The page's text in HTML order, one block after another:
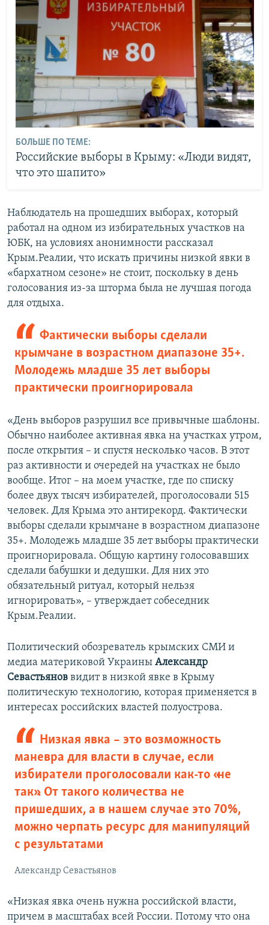
БОЛЬШЕ ПО ТЕМЕ:
Российские выборы в Крыму: «Люди видят,
что это шапито»
Наблюдатель на прошедших выборах, который
работал на одном из избирательных участков на
ЮБК, на условиях анонимности рассказал
Крым.Реалии, что искать причины низкой явки в
«бархатном сезоне» не стоит, поскольку в день
голосования из-за шторма была не лучшая погода
для отдыха.
Фактически выборы сделали
крымчане в возрастном диапазоне 35+.
Молодежь младше 35 лет выборы
практически проигнорировала
«День выборов разрушил все привычные шаблоны.
Обычно наиболее активная явка на участках утром,
после открытия – и спустя несколько часов. В этот
раз активности и очередей на участках не было
вообще. Итог – на моем участке, где по списку
более двух тысяч избирателей, проголосовали 515
человек. Для Крыма это антирекорд. Фактически
выборы сделали крымчане в возрастном диапазоне
35+. Молодежь младше 35 лет выборы практически
проигнорировала. Общую картину голосовавших
сделали бабушки и дедушки. Для них это
обязательный ритуал, который нельзя
игнорировать», – утверждает собеседник
Крым.Реалии.
Политический обозреватель крымских СМИ и
медиа материковой Украины Александр
Севастьянов видит в низкой явке в Крыму
политическую технологию, которая применяется в
интересах российских властей полуострова.
Низкая явка – это возможность
маневра для власти в случае, если
избиратели проголосовали как-то «не
так». От такого количества не
пришедших, а в нашем случае это 70%,
можно черпать ресурс для манипуляций
с результатами
Александр Севастьянов
«Низкая явка очень нужна российской власти,
причем в масштабах всей России. Потому что она